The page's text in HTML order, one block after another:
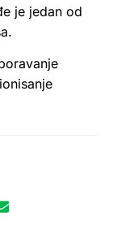
je jedan od